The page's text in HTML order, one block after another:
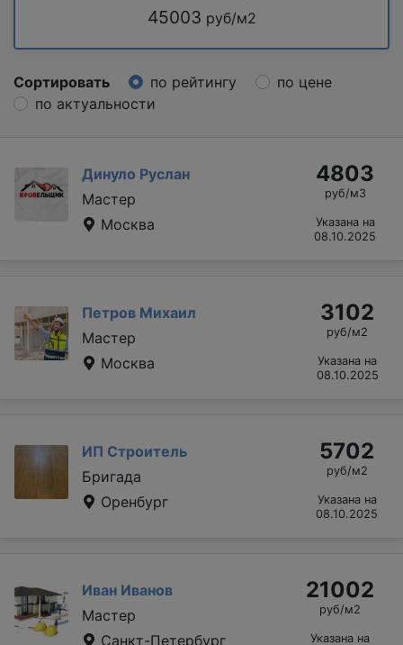
45003 руб/м2
Сортировать по рейтингу
по цене
по актуальности
Динуло Руслан
Мастер
Москва
4803
руб/м3
Указана на
08.10.2025
Петров Михаил
Мастер
Москва
3102
руб/м2
Указана на
08.10.2025
ИП Строитель
Бригада
Оренбург
5702
руб/м2
Указана на
08.10.2025
Иван Иванов
Мастер
Санкт-Петербург
21002
руб/м2
Указана на